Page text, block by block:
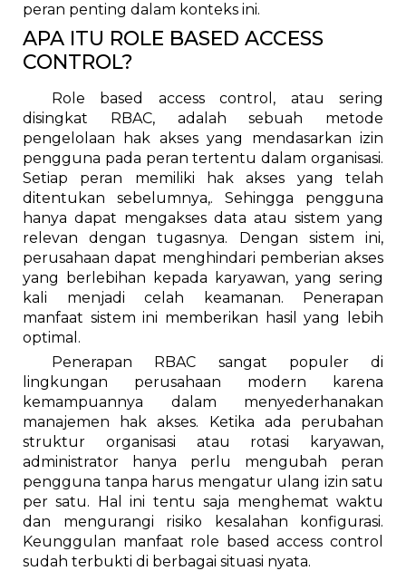
peran penting dalam konteks ini.
APA ITU ROLE BASED ACCESS
CONTROL?
Role based access control, atau sering
disingkat RBAC, adalah sebuah metode
pengelolaan hak akses yang mendasarkan izin
pengguna pada peran tertentu dalam organisasi.
Setiap peran memiliki hak akses yang telah
ditentukan sebelumnya,. Sehingga pengguna
hanya dapat mengakses data atau sistem yang
relevan dengan tugasnya. Dengan sistem ini,
perusahaan dapat menghindari pemberian akses
yang berlebihan kepada karyawan, yang sering
kali menjadi celah keamanan. Penerapan
manfaat sistem ini memberikan hasil yang lebih
optimal.
Penerapan RBAC sangat populer di
lingkungan perusahaan modern karena
kemampuannya dalam menyederhanakan
manajemen hak akses. Ketika ada perubahan
struktur organisasi atau rotasi karyawan,
administrator hanya perlu mengubah peran
pengguna tanpa harus mengatur ulang izin satu
per satu. Hal ini tentu saja menghemat waktu
dan mengurangi risiko kesalahan konfigurasi.
Keunggulan manfaat role based access control
sudah terbukti di berbagai situasi nyata.